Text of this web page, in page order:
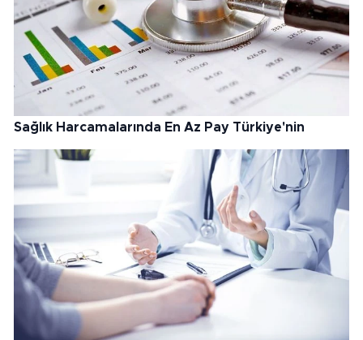
Sağlık Harcamalarında En Az Pay Türkiye'nin